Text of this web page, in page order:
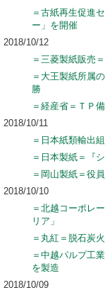
＝古紙再生促進
ー」を開催
2018/10/12
＝三菱製紙販売
＝大王製紙所属
勝
＝経産省＝ＴＰ
2018/10/11
＝日本紙類輸出
＝日本製紙＝『
＝岡山製紙＝役
2018/10/10
＝北越コーポレ
リア」
＝丸紅＝脱石炭
＝中越パルプ工
を製造
2018/10/09